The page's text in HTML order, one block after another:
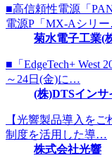
■高信頼性電源「
電源P「MX-Aシリ
菊水電子工業(
■「EdgeTech+ West
～24日(金)に…
(株)DTSインサ
【光響製品導入を
制度を活用した導…
株式会社光響